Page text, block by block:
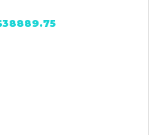
38889.75